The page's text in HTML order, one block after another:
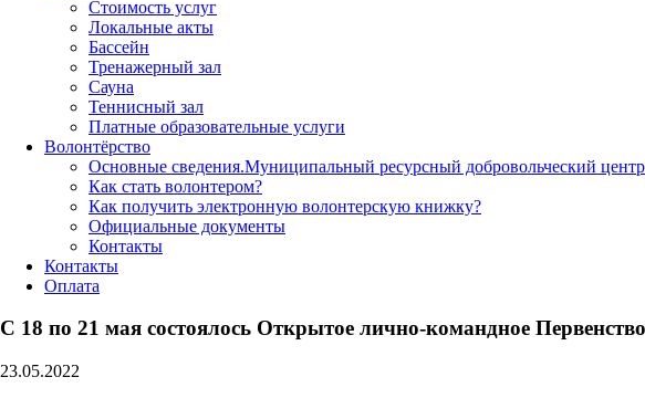
Стоимость услуг
Локальные акты
Бассейн
Тренажерный зал
Сауна
Теннисный зал
Платные образовательные услуги
Волонтёрство
Основные сведения.Муниципальный ресурсный добровольческий центр
Как стать волонтером?
Как получить электронную волонтерскую книжку?
Официальные документы
Контакты
Контакты
Оплата
С 18 по 21 мая состоялось Открытое лично-командное
23.05.2022